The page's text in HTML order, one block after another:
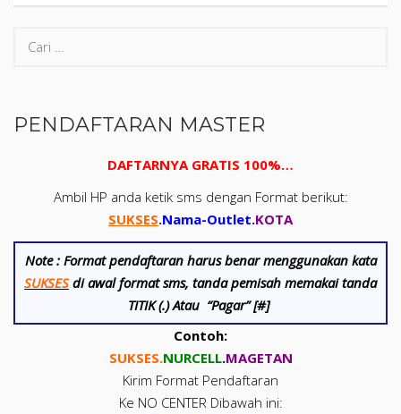
PENDAFTARAN MASTER
DAFTARNYA GRATIS 100%…
Ambil HP anda ketik sms dengan Format berikut:
SUKSES.Nama-Outlet.KOTA
Note : Format pendaftaran harus benar menggunakan kata
SUKSESdi awal format sms, tanda pemisah memakai tanda
TITIK (.) Atau “Pagar” [#]
Contoh:
SUKSES.NURCELL.MAGETAN
Kirim Format Pendaftaran
Ke NO CENTER Dibawah ini: